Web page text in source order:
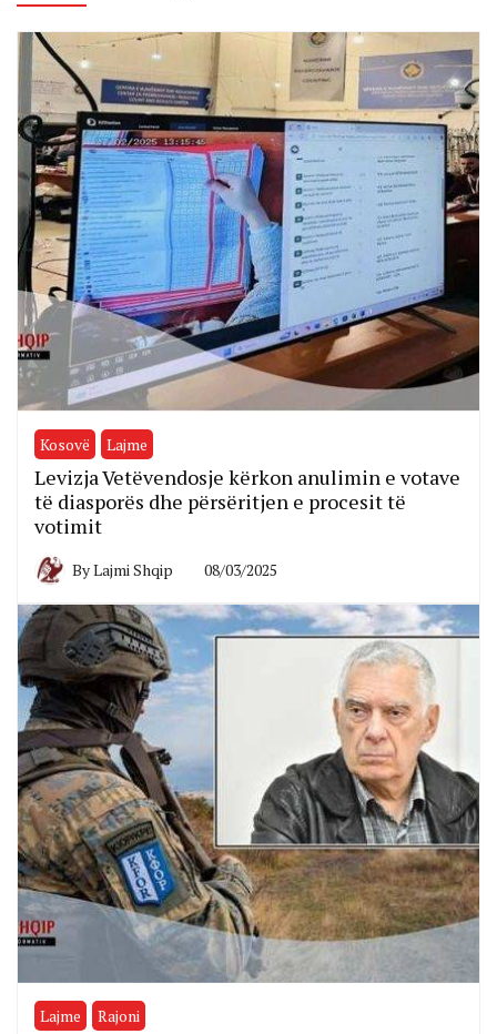
Kosovë Lajme
Levizja Vetëvendosje kërkon anulimin e votave
të diasporës dhe përsëritjen e procesit të
votimit
ByLajmi Shqip 08/03/2025
Lajme Rajoni